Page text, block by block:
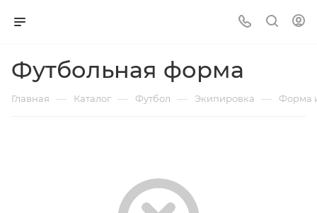
Футбольная форма
Главная — Каталог — Футбол — Экипировка — Форма